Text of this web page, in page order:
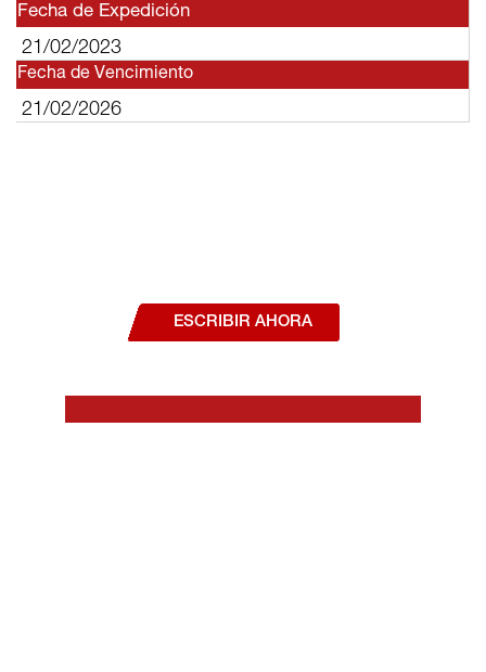
Fecha de Expedición
21/02/2023
Fecha de Vencimiento
21/02/2026
ESCRIBIR AHORA